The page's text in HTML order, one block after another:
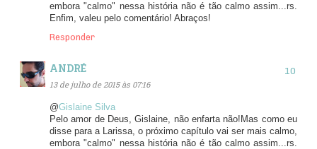
embora "calmo" nessa história não é tão calmo assim...rs.
Enfim, valeu pelo comentário! Abraços!
Responder
ANDRÉ
13 de julho de 2015 às 07:16
@Gislaine Silva
Pelo amor de Deus, Gislaine, não enfarta não!Mas como eu
disse para a Larissa, o próximo capítulo vai ser mais calmo,
embora "calmo" nessa história não é tão calmo assim...rs.